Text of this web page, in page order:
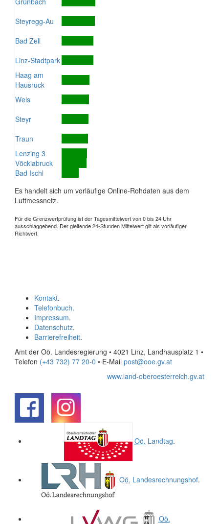
Steyregg-Au
Bad Zell
Linz-Stadtpark
Haag am
Hausruck
Wels
Steyr
Traun
Lenzing 3
Vöcklabruck
Bad Ischl
Es handelt sich um vorläufige Online-Rohdaten aus dem
Luftmessnetz.
Für die Grenzwertprüfung ist der Tagesmittelwert von 0 bis 24 Uhr
ausschlaggebend. Der gleitende 24-Stunden Mittelwert gilt als vorläufiger
Richtwert.
Kontakt.
Telefonbuch.
Impressum.
Datenschutz.
Barrierefreiheit.
Amt der Oö. Landesregierung • 4021 Linz, Landhausplatz 1 •
Telefon (+43 732) 77 20-0 • E-Mail post@ooe.gv.at
www.land-oberoesterreich.gv.at
Oö. Landtag.
Oö. Landesrechnungshof.
Oö.